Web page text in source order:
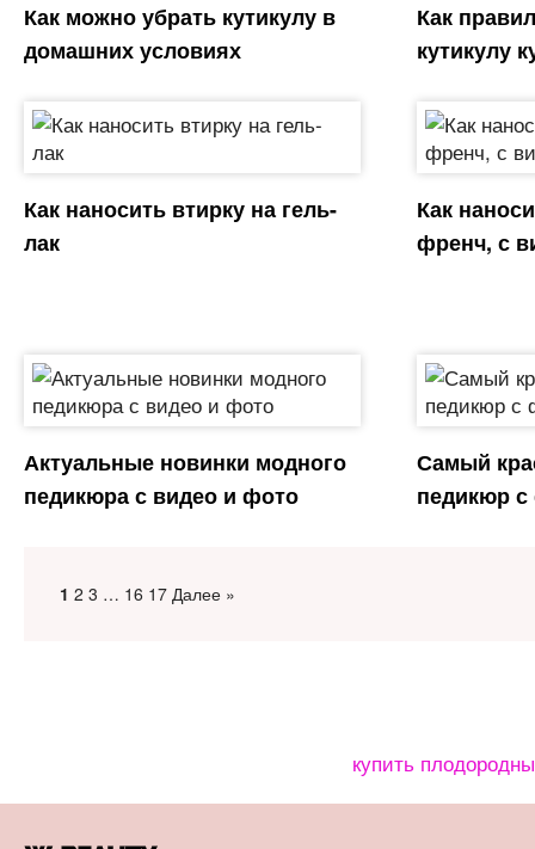
Как можно убрать кутикулу в
домашних условиях
Как
кутикулу
Как наносить втирку на гель-
лак
Как
френч, с
Актуальные новинки модного
педикюра с видео и фото
Самый
педикюр
1 2 3 … 16 17 Далее »
купить